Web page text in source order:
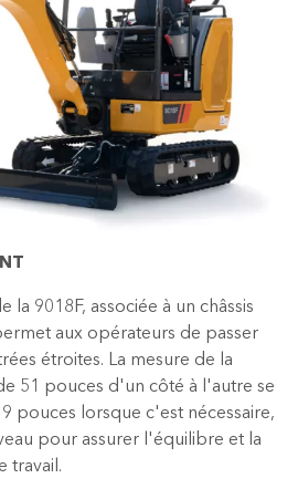
la 9018F, associée à un châssis
aux opérateurs de passer
étroites. La mesure de la
51 pouces d'un côté à l'autre se
pouces lorsque c'est nécessaire,
pour assurer l'équilibre et la
travail.